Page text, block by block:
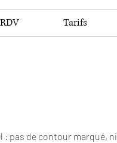
Tarifs
pas de contour marqué,